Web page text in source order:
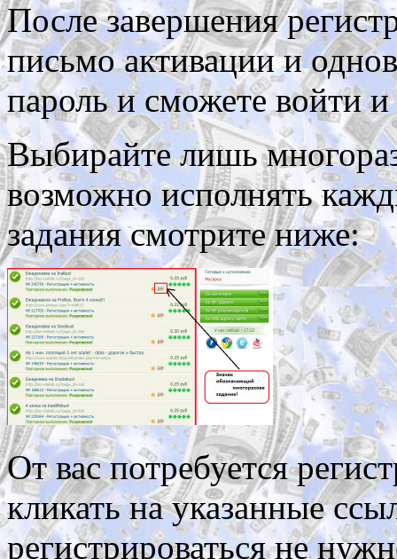
После завершения
письмо активации и
пароль и сможете войти и
Выбирайте лишь
возможно исполнять
задания смотрите ниже:
От вас потребуется
кликать на указанные
регистрироваться не